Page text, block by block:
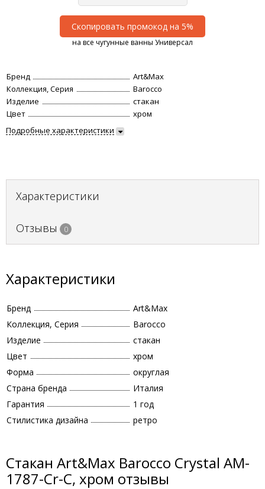
Скопировать промокод на 5%
на все чугунные ванны Универсал
Бренд
Art&Max
Коллекция, Серия
Barocco
Изделие
стакан
Цвет
хром
Подробные характеристики
Характеристики
Отзывы 0
Характеристики
Бренд
Art&Max
Коллекция, Серия
Barocco
Изделие
стакан
Цвет
хром
Форма
округлая
Страна бренда
Италия
Гарантия
1 год
Стилистика дизайна
ретро
Стакан Art&Max Barocco Crystal AM-
1787-Cr-C, хром отзывы